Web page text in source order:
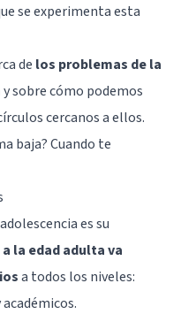
se experimenta esta
de los problemas de la
y sobre cómo podemos
cercanos a ellos.
baja? Cuando te
es su
la edad adulta va
a todos los niveles: